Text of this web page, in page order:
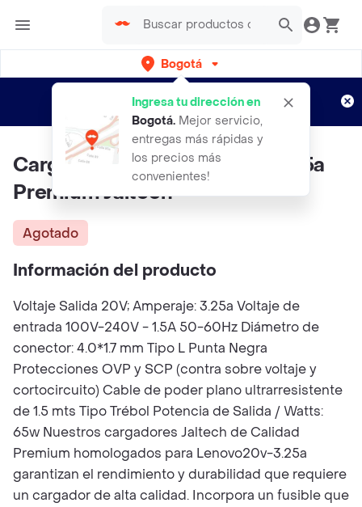
Bogotá
Ingresa tu dirección en
Bogotá. Mejor servicio,
entregas más rápidas y
los precios más
convenientes!
envíos gratis por semanas
Aplican TyC
Cargador Para Lenovo 20v-325a
Premium Jaltech
Agotado
Información del producto
Voltaje Salida 20V; Amperaje: 3.25a Voltaje de
entrada 100V-240V - 1.5A 50-60Hz Diámetro de
conector: 4.0*1.7 mm Tipo L Punta Negra
Protecciones OVP y SCP (contra sobre voltaje y
cortocircuito) Cable de poder plano ultrarresistente
de 1.5 mts Tipo Trébol Potencia de Salida / Watts:
65w Nuestros cargadores Jaltech de Calidad
Premium homologados para Lenovo20v-3.25a
garantizan el rendimiento y durabilidad que requiere
un cargador de alta calidad. Incorpora un fusible que